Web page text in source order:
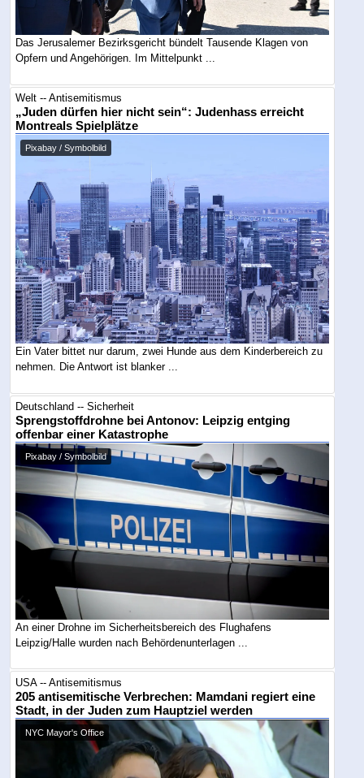
Das Jerusalemer Bezirksgericht bündelt Tausende Klagen von
Opfern und Angehörigen. Im Mittelpunkt ...
Welt -- Antisemitismus
„Juden dürfen hier nicht sein“: Judenhass erreicht
Montreals Spielplätze
Pixabay / Symbolbild
Ein Vater bittet nur darum, zwei Hunde aus dem Kinderbereich zu
nehmen. Die Antwort ist blanker ...
Deutschland -- Sicherheit
Sprengstoffdrohne bei Antonov: Leipzig entging
offenbar einer Katastrophe
Pixabay / Symbolbild
An einer Drohne im Sicherheitsbereich des Flughafens
Leipzig/Halle wurden nach Behördenunterlagen ...
USA -- Antisemitismus
205 antisemitische Verbrechen: Mamdani regiert eine
Stadt, in der Juden zum Hauptziel werden
NYC Mayor's Office